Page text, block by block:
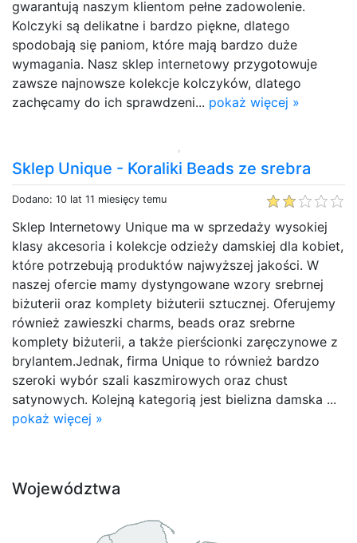
gwarantują naszym klientom pełne zadowolenie.
Kolczyki są delikatne i bardzo piękne, dlatego
spodobają się paniom, które mają bardzo duże
wymagania. Nasz sklep internetowy przygotowuje
zawsze najnowsze kolekcje kolczyków, dlatego
zachęcamy do ich sprawdzeni... pokaż więcej »
Sklep Unique - Koraliki Beads ze srebra
Dodano: 10 lat 11 miesięcy temu
Sklep Internetowy Unique ma w sprzedaży wysokiej
klasy akcesoria i kolekcje odzieży damskiej dla kobiet,
które potrzebują produktów najwyższej jakości. W
naszej ofercie mamy dystyngowane wzory srebrnej
biżuterii oraz komplety biżuterii sztucznej. Oferujemy
również zawieszki charms, beads oraz srebrne
komplety biżuterii, a także pierścionki zaręczynowe z
brylantem.Jednak, firma Unique to również bardzo
szeroki wybór szali kaszmirowych oraz chust
satynowych. Kolejną kategorią jest bielizna damska ...
pokaż więcej »
Województwa